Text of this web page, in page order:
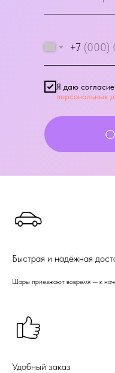
+7
Я даю
персональных
Быстрая и надёжная
Шары приезжают вовремя — к
Удобный заказ